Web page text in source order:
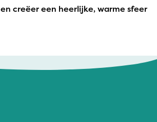
en creëer een heerlijke, warme sfeer